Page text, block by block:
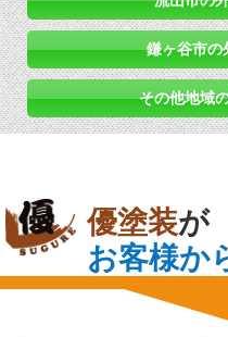
鎌ヶ谷市の
その他地域
優塗装が
お客様か